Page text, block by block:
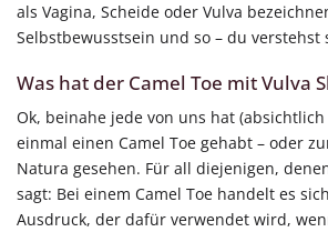
als Vagina, Scheide oder Vulva
Selbstbewusstsein und so – du verstehst
Was hat der Camel Toe mit Vulva
Ok, beinahe jede von uns hat
einmal einen Camel Toe gehabt – oder
Natura gesehen. Für all diejenigen,
sagt: Bei einem Camel Toe handelt es
Ausdruck, der dafür verwendet wird,